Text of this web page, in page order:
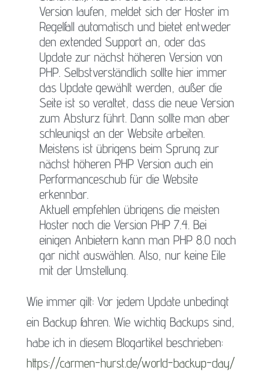
Version laufen, meldet sich der Hoster im
Regelfall automatisch und bietet entweder
den extended Support an, oder das
Update zur nächst höheren Version von
PHP. Selbstverständlich sollte hier immer
das Update gewählt werden, außer die
Seite ist so veraltet, dass die neue Version
zum Absturz führt. Dann sollte man aber
schleunigst an der Website arbeiten.
Meistens ist übrigens beim Sprung zur
nächst höheren PHP Version auch ein
Performanceschub für die Website
erkennbar.
Aktuell empfehlen übrigens die meisten
Hoster noch die Version PHP 7.4. Bei
einigen Anbietern kann man PHP 8.0 noch
gar nicht auswählen. Also, nur keine Eile
mit der Umstellung.
Wie immer gilt: Vor jedem Update unbedingt
ein Backup fahren. Wie wichtig Backups sind,
habe ich in diesem Blogartikel beschrieben:
https://carmen-hurst.de/world-backup-day/